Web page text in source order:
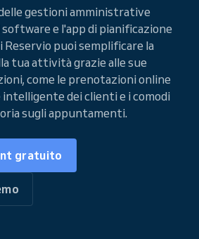
gestioni amministrative
e l'app di pianificazione
Reservio puoi semplificare la
tua attività grazie alle sue
come le prenotazioni online
dei clienti e i comodi
sugli appuntamenti.
gratuito